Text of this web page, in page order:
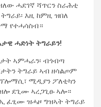
ሓደገኛ ሻጥርን ስራሕቲ
እዚ ከምዚ ዝበለ
የተሓሳስብ።
ሓድነት ትግራይን!
ኣምሓራን፡ ብጎብጣ
ትግራይ ኣብ ዘሳልጦም
ሚዲያን ፖለቲካን
ደጊሙ ኣረጋጊፁ ኣሎ።
ፈፂሙ ዝሓዞ ግዝኣት ትግራይ